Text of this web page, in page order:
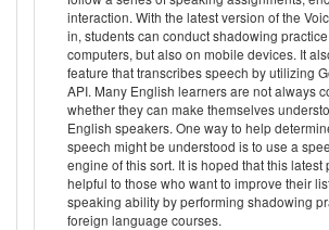
interaction. With the latest version of the
in, students can conduct shadowing
computers, but also on mobile devices. It
feature that transcribes speech by utilizing
API. Many English learners are not always
whether they can make themselves
English speakers. One way to help
speech might be understood is to use a
engine of this sort. It is hoped that this latest
helpful to those who want to improve their
speaking ability by performing shadowing
foreign language courses.